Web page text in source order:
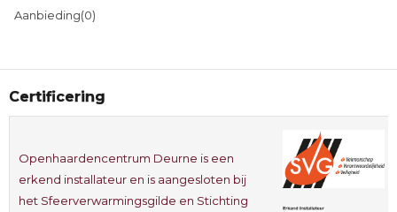
Aanbieding(0)
Certificering
Openhaardencentrum Deurne is een
erkend installateur en is aangesloten bij
het Sfeerverwarmingsgilde en Stichting